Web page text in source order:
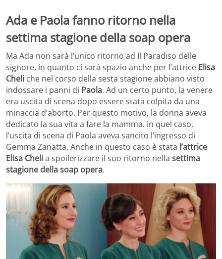
Ada e Paola fanno ritorno nella
settima stagione della soap opera
Ma Ada non sarà l’unico ritorno ad Il Paradiso delle
signore, in quanto ci sarà spazio anche per l’attrice Elisa
Cheli che nel corso della sesta stagione abbiano visto
indossare i panni di Paola. Ad un certo punto, la venere
era uscita di scena dopo essere stata colpita da una
minaccia d’aborto. Per questo motivo, la donna aveva
dedicato la sua vita a fare la mamma. In quel caso,
l’uscita di scena di Paola aveva sancito l’ingresso di
Gemma Zanatta. Anche in questo caso è stata l’attrice
Elisa Chelia spoilerizzare il suo ritorno nella settima
stagione della soap opera.